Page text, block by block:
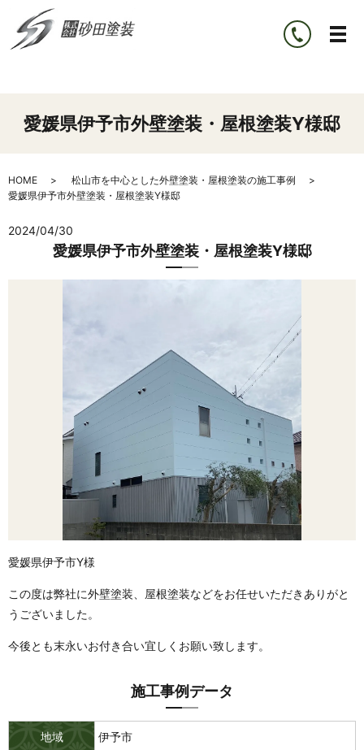
愛媛県伊予市外壁塗装・屋根塗装Y様邸
HOME
松山市を中心とした外壁塗装・屋根塗装の施工事例
愛媛県伊予市外壁塗装・屋根塗装Y様邸
2024/04/30
愛媛県伊予市外壁塗装・屋根塗装Y様邸
愛媛県伊予市Y様
この度は弊社に外壁塗装、屋根塗装などをお任せいただきありがと
うございました。
今後とも末永いお付き合い宜しくお願い致します。
施工事例データ
地域 伊予市